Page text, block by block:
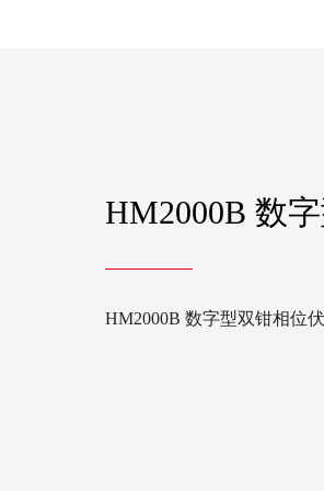
HM2000B 数
HM2000B 数字型双钳相位